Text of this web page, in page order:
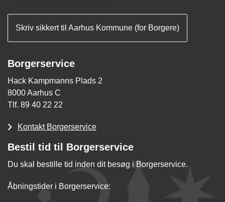
Skriv sikkert til Aarhus Kommune (for Borgere)
Borgerservice
Hack Kampmanns Plads 2
8000 Aarhus C
Tlf. 89 40 22 22
Kontakt Borgerservice
Bestil tid til Borgerservice
Du skal bestille tid inden dit besøg i Borgerservice.
Åbningstider i Borgerservice: